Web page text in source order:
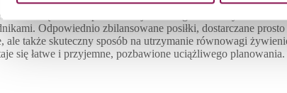
dzięki diecie pudełkowej i cateringowi dietetycznemu
Odpowiednio zbilansowane posiłki, dostarczane
także skuteczny sposób na utrzymanie równowagi
się łatwe i przyjemne, pozbawione uciążliwego